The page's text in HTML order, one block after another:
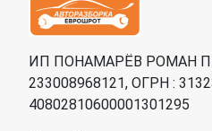
ИП ПОНАМАРЁВ РОМАН
233008968121, ОГРН :
40802810600001301295